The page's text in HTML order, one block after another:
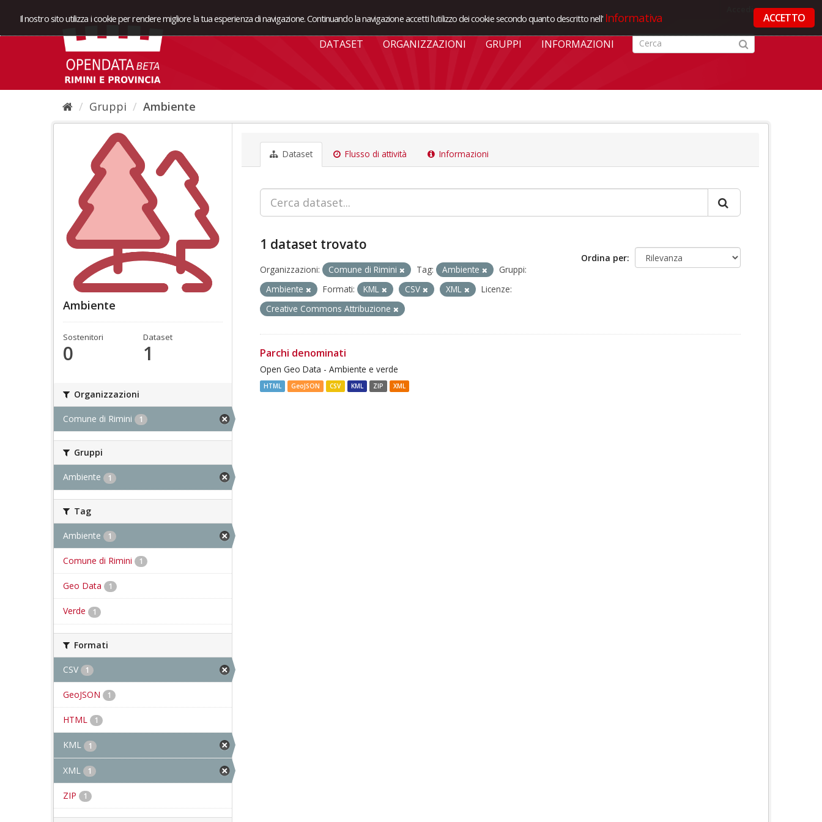
Il nostro sito utilizza i cookie per rendere migliore la tua esperienza di navigazione. Continuando la navigazione accetti l'utilizzo dei cookie secondo quanto descritto nell' Informativa ACCETTO
DATASET ORGANIZZAZIONI GRUPPI INFORMAZIONI
Gruppi Ambiente
Ambiente
Sostenitori
0
Dataset
1
Organizzazioni
Comune di Rimini 1
Gruppi
Ambiente 1
Tag
Ambiente 1
Comune di Rimini 1
Geo Data 1
Verde 1
Formati
CSV 1
GeoJSON 1
HTML 1
KML 1
XML 1
ZIP 1
Dataset Flusso di attività Informazioni
Ordina per
1 dataset trovato
Organizzazioni: Comune di Rimini Tag: Ambiente
Gruppi:
Ambiente
Formati: KML CSV XML
Licenze:
Creative Commons Attribuzione
Parchi denominati
Open Geo Data - Ambiente e verde
HTML GeoJSON CSV KML ZIP XML